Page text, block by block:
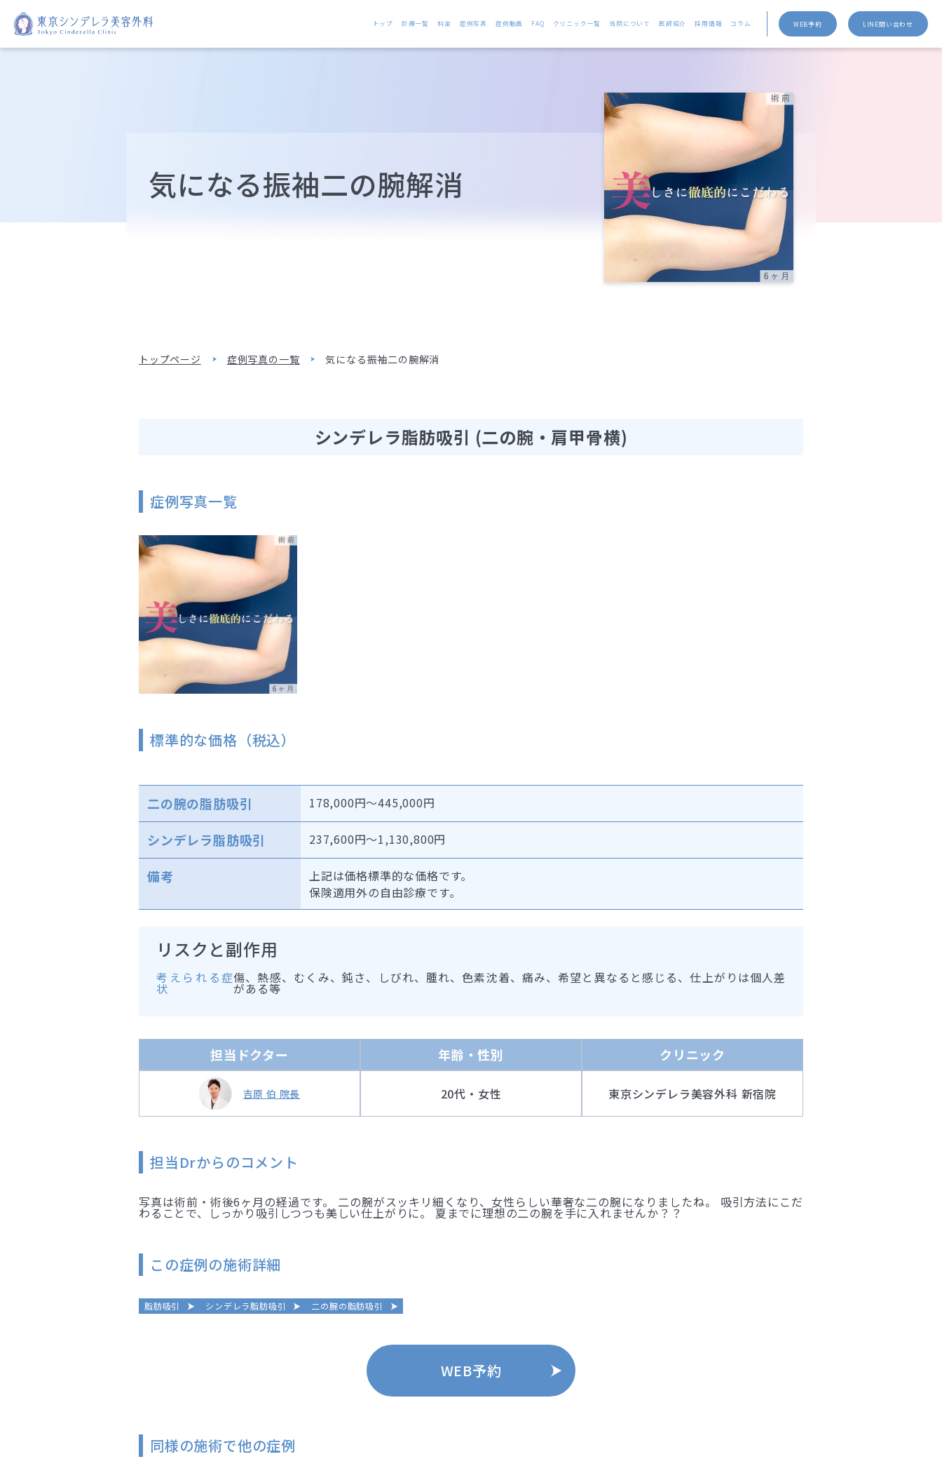
トップ 診療一覧 料金 症例写真 症例動画 FAQ クリニック一覧 当院について 医師紹介 採用情報 コラム WEB予約 LINE問い合わせ
気になる振袖二の腕解消
トップページ 症例写真の一覧 気になる振袖二の腕解消
シンデレラ脂肪吸引 (二の腕・肩甲骨横)
症例写真一覧
標準的な価格（税込）
二の腕の脂肪吸引 178,000円～445,000円
シンデレラ脂肪吸引 237,600円～1,130,800円
備考
上記は価格標準的な価格です。
保険適用外の自由診療です。
リスクと副作用
考えられる症
状
傷、熱感、むくみ、鈍さ、しびれ、腫れ、色素沈着、痛み、希望と異なると感じる、仕上がりは個人差
がある等
担当ドクター
吉原 伯 院長
年齢・性別
20代・女性
クリニック
東京シンデレラ美容外科 新宿院
担当Drからのコメント
写真は術前・術後6ヶ月の経過です。 二の腕がスッキリ細くなり、女性らしい華奢な二の腕になりましたね。 吸引方法にこだ
わることで、しっかり吸引しつつも美しい仕上がりに。 夏までに理想の二の腕を手に入れませんか？？
この症例の施術詳細
脂肪吸引 シンデレラ脂肪吸引 二の腕の脂肪吸引
WEB予約
同様の施術で他の症例